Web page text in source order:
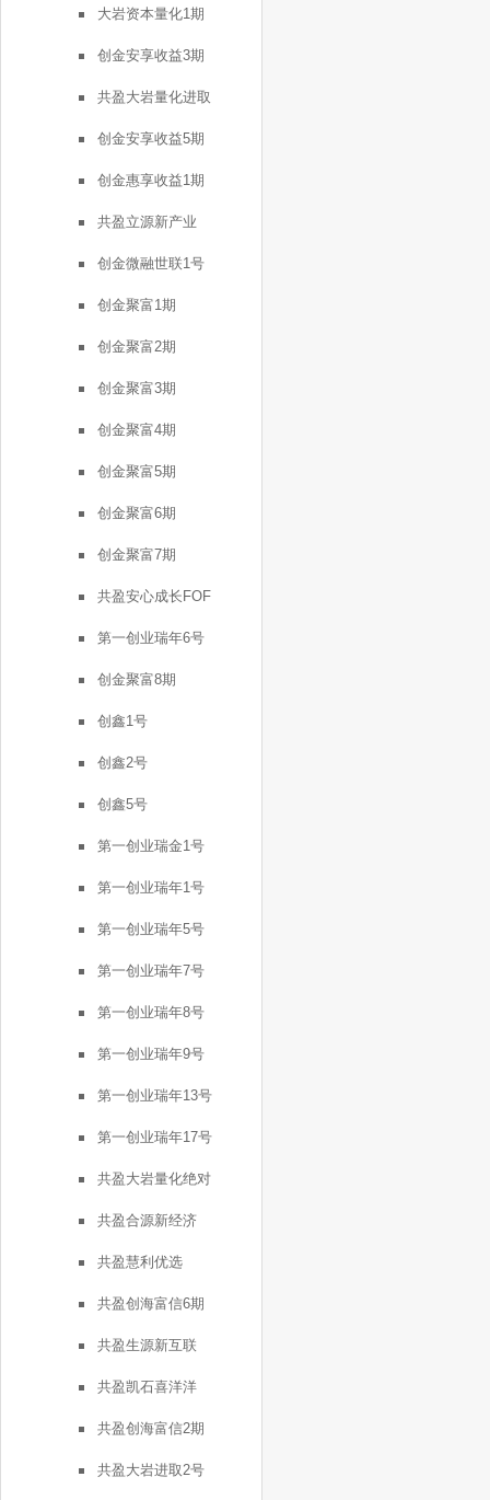
大岩资本量化1期
创金安享收益3期
共盈大岩量化进取
创金安享收益5期
创金惠享收益1期
共盈立源新产业
创金微融世联1号
创金聚富1期
创金聚富2期
创金聚富3期
创金聚富4期
创金聚富5期
创金聚富6期
创金聚富7期
共盈安心成长FOF
第一创业瑞年6号
创金聚富8期
创鑫1号
创鑫2号
创鑫5号
第一创业瑞金1号
第一创业瑞年1号
第一创业瑞年5号
第一创业瑞年7号
第一创业瑞年8号
第一创业瑞年9号
第一创业瑞年13号
第一创业瑞年17号
共盈大岩量化绝对
共盈合源新经济
共盈慧利优选
共盈创海富信6期
共盈生源新互联
共盈凯石喜洋洋
共盈创海富信2期
共盈大岩进取2号